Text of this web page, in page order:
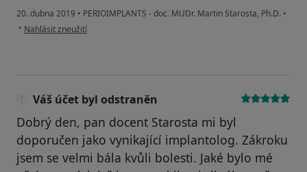
20. dubna 2019 • PERIOIMPLANTS - doc. MUDr. Martin Starosta, Ph.D. •
• podle názoru uživatele Váš účet byl odstraněn
Nahlásit zneužití
Váš účet byl odstraněn
Dobrý den, pan docent Starosta mi byl
doporučen jako vynikající implantolog. Zákroku
jsem se velmi bála kvůli bolesti. Jaké bylo mé